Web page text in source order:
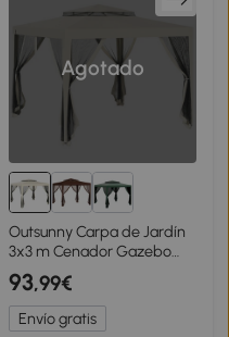
Agotado
Outsunny Carpa de Jardín
3x3 m Cenador Gazebo
con 4 Mosquiteras
Laterales Techo Doble 8
Orificios de Drenaje Marco
de Metal Beige
93,99€
Envío gratis